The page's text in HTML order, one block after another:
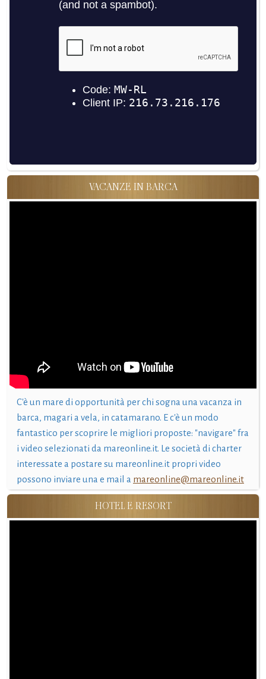
VACANZE IN BARCA
C'è un mare di opportunità per chi sogna una vacanza in
barca, magari a vela, in catamarano. E c'è un modo
fantastico per scoprire le migliori proposte: "navigare" fra
i video selezionati da mareonline.it. Le società di charter
interessate a postare su mareonline.it propri video
possono inviare una e mail a mareonline@mareonline.it
HOTEL E RESORT